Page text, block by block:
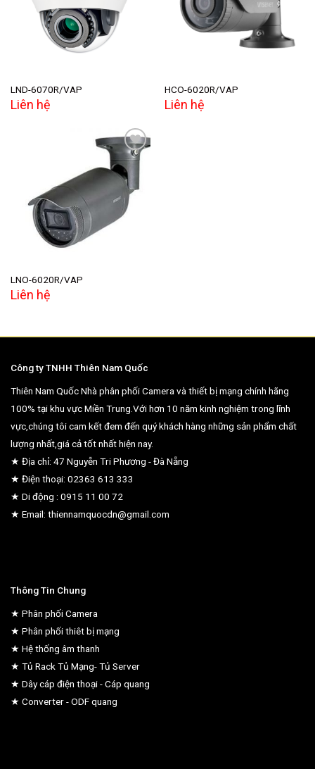
wishlist
LND-6070R/VAP
Liên hệ
wishlist
HCO-6020R/VAP
Liên hệ
Add to
wishlist
LNO-6020R/VAP
Liên hệ
Công ty TNHH Thiên Nam Quốc
Thiên Nam Quốc Nhà phân phối Camera và thiết bị mạng chính hãng
100% tại khu vực Miền Trung.Với hơn 10 năm kinh nghiệm trong lĩnh
vực,chúng tôi cam kết đem đến quý khách hàng những sản phẩm chất
lượng nhất,giá cả tốt nhất hiện nay.
★ Địa chỉ: 47 Nguyễn Tri Phương - Đà Nẵng
★ Điện thoại: 02363 613 333
★ Di động : 0915 11 00 72
★ Email: thiennamquocdn@gmail.com
Thông Tin Chung
★ Phân phối Camera
★ Phân phối thiêt bị mạng
★ Hệ thống âm thanh
★ Tủ Rack Tủ Mạng- Tủ Server
★ Dây cáp điện thoại - Cáp quang
★ Converter - ODF quang